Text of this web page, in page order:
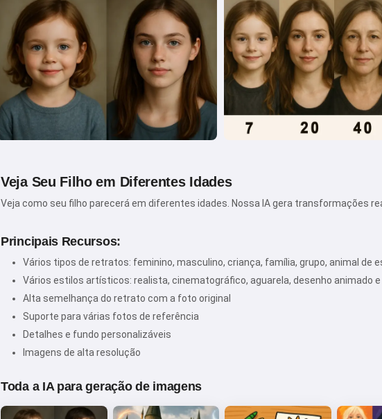
Veja Seu Filho em Diferentes Idades
Veja como seu filho parecerá em diferentes idades. Nossa IA gera transformações
Principais Recursos:
Vários tipos de retratos: feminino, masculino, criança, família, grupo, animal de
Vários estilos artísticos: realista, cinematográfico, aguarela, desenho animado
Alta semelhança do retrato com a foto original
Suporte para várias fotos de referência
Detalhes e fundo personalizáveis
Imagens de alta resolução
Toda a IA para geração de imagens
Oi! Eu sou a Storiko 👋
Eu conto histórias mágicas para
dormir para seus filhos 🌟